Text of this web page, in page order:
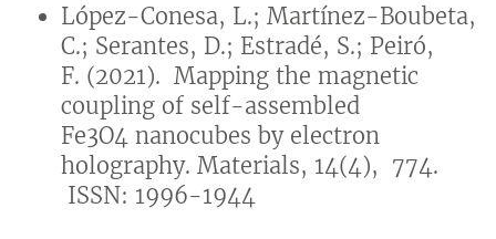
López-Conesa, L.; Martínez-Boubeta,
C.; Serantes, D.; Estradé, S.; Peiró,
F. (2021). Mapping the magnetic
coupling of self-assembled
Fe3O4 nanocubes by electron
holography. Materials, 14(4), 774.
ISSN: 1996-1944